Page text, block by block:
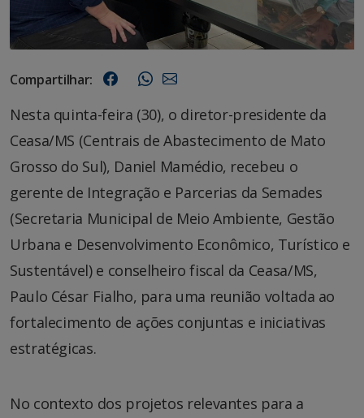
Compartilhar:
Nesta quinta-feira (30), o diretor-presidente da
Ceasa/MS (Centrais de Abastecimento de Mato
Grosso do Sul), Daniel Mamédio, recebeu o
gerente de Integração e Parcerias da Semades
(Secretaria Municipal de Meio Ambiente, Gestão
Urbana e Desenvolvimento Econômico, Turístico e
Sustentável) e conselheiro fiscal da Ceasa/MS,
Paulo César Fialho, para uma reunião voltada ao
fortalecimento de ações conjuntas e iniciativas
estratégicas.
No contexto dos projetos relevantes para a